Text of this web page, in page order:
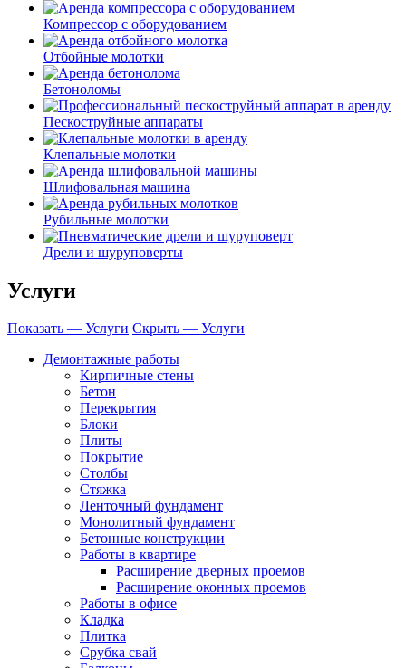
Компрессор с оборудованием
Отбойные молотки
Бетоноломы
Пескоструйные аппараты
Клепальные молотки
Шлифовальная машина
Рубильные молотки
Дрели и шуруповерты
Услуги
Показать — Услуги Скрыть — Услуги
Демонтажные работы
Кирпичные стены
Бетон
Перекрытия
Блоки
Плиты
Покрытие
Столбы
Стяжка
Ленточный фундамент
Монолитный фундамент
Бетонные конструкции
Работы в квартире
Расширение дверных проемов
Расширение оконных проемов
Работы в офисе
Кладка
Плитка
Срубка свай